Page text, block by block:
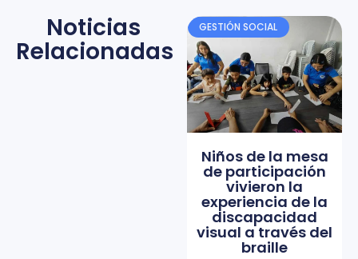
Noticias
Relacionadas
GESTIÓN SOCIAL
Niños de la mesa
de participación
vivieron la
experiencia de la
discapacidad
visual a través del
braille